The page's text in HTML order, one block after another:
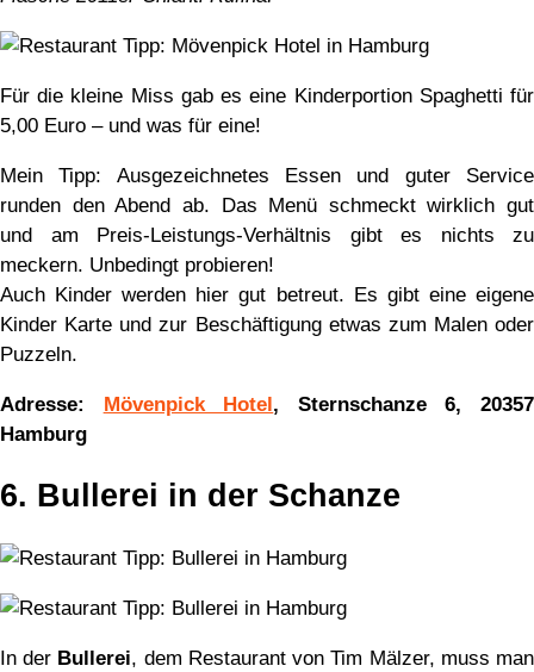
Für die kleine Miss gab es eine Kinderportion Spaghetti für
5,00 Euro – und was für eine!
Mein Tipp: Ausgezeichnetes Essen und guter Service
runden den Abend ab. Das Menü schmeckt wirklich gut
und am Preis-Leistungs-Verhältnis gibt es nichts zu
meckern. Unbedingt probieren!
Auch Kinder werden hier gut betreut. Es gibt eine eigene
Kinder Karte und zur Beschäftigung etwas zum Malen oder
Puzzeln.
Adresse: Mövenpick Hotel, Sternschanze 6, 20357
Hamburg
6. Bullerei in der Schanze
In der Bullerei, dem Restaurant von Tim Mälzer, muss man